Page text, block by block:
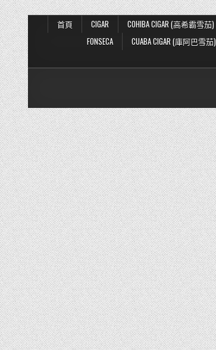
首頁 CIGAR COHIBA CIGAR (高希霸雪茄)
FONSECA
CUABA CIGAR (庫阿巴雪茄)